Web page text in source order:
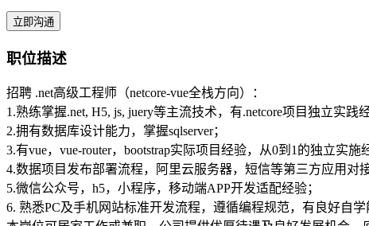
立即沟通
职位描述
招聘 .net高级工程师（netcore-vue全栈方向）：
1.熟练掌握.net, H5, js, juery等主流技术，有.netcore项目独立实践经
2.拥有数据库设计能力，掌握sqlserver；
3.有vue，vue-router，bootstrap实际项目经验，从0到1的独立实施
4.数据项目发布部署流程，阿里云服务器，短信等第三方应用对
5.微信公众号，h5，小程序，移动端APP开发适配经验；
6. 熟悉PC及手机网站标准开发流程，遵循编程规范，有良好自学